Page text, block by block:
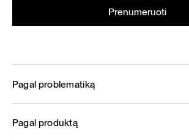
Pagal problematiką
Pagal produktą